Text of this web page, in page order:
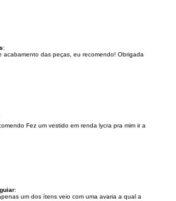
:
acabamento das peças, eu recomendo! Obrigada
Fez um vestido em renda lycra pra mim ir a
:
um dos ítens veio com uma avaria a qual a